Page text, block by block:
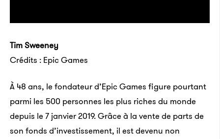
Tim Sweeney
Crédits : Epic Games
À 48 ans, le fondateur d’Epic Games figure pourtant
parmi les 500 personnes les plus riches du monde
depuis le 7 janvier 2019. Grâce à la vente de parts de
son fonds d’investissement, il est devenu non